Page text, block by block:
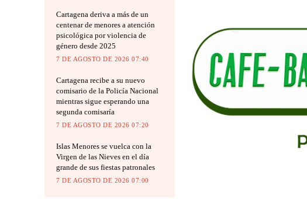
Cartagena deriva a más de un
centenar de menores a atención
psicológica por violencia de
género desde 2025
7 DE AGOSTO DE 2026 07:40
Cartagena recibe a su nuevo
comisario de la Policía Nacional
mientras sigue esperando una
segunda comisaría
7 DE AGOSTO DE 2026 07:20
Islas Menores se vuelca con la
Virgen de las Nieves en el día
grande de sus fiestas patronales
7 DE AGOSTO DE 2026 07:00